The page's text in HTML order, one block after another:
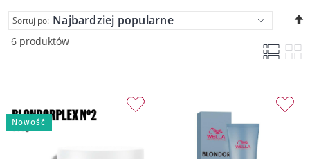
6 produktów
Sortuj po:
Nowość